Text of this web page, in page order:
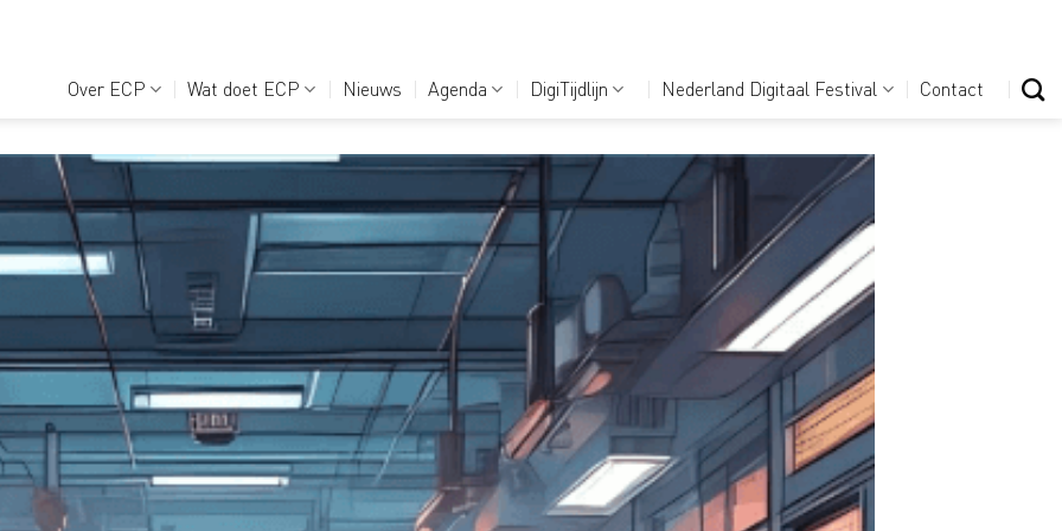
Over ECP Wat doet ECP Nieuws Agenda DigiTijdlijn Nederland Digitaal Festival Contact